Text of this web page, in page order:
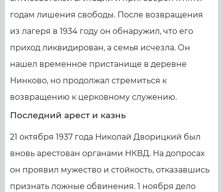
годам лишения свободы. После возвращения
из лагеря в 1934 году он обнаружил, что его
приход ликвидирован, а семья исчезла. Он
нашел временное пристанище в деревне
Нинково, но продолжал стремиться к
возвращению к церковному служению.
Последний арест и казнь
21 октября 1937 года Николай Дворицкий был
вновь арестован органами НКВД. На допросах
он проявил мужество и стойкость, отказавшись
признать ложные обвинения. 1 ноября дело